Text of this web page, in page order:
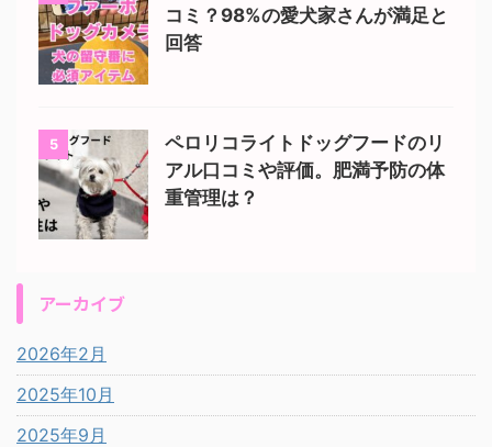
コミ？98%の愛犬家さんが満足と
回答
5
ペロリコライトドッグフードのリ
アル口コミや評価。肥満予防の体
重管理は？
アーカイブ
2026年2月
2025年10月
2025年9月